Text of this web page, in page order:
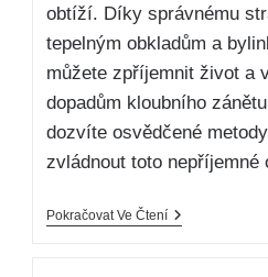
obtíží. Díky správnému
tepelným obkladům a
můžete zpříjemnit život a
dopadům kloubního
dozvíte osvědčené
zvládnout toto nepříjemné
Pokračovat Ve Čtení